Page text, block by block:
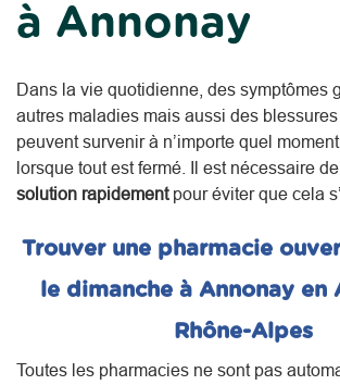
à Annonay
Dans la vie quotidienne, des symptômes
autres maladies mais aussi des
peuvent survenir à n’importe quel
lorsque tout est fermé. Il est nécessaire de
solution rapidementpour éviter que cela
Trouver une pharmacie
le dimanche à Annonay en
Rhône-Alpes
Toutes les pharmacies ne sont pas